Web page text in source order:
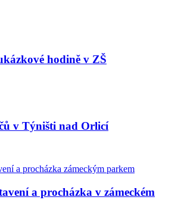
hodině v ZŠ
v Týništi nad Orlicí
a procházka v zámeckém